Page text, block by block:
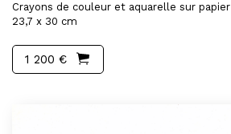
Crayons de couleur et aquarelle sur papier
23,7 x 30 cm
1 200 €